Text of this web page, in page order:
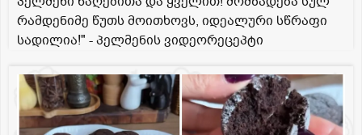
რამდენიმე წუთს მოითხოვს, იდეალური სწრაფი
სადილია!" - პელმენის ვიდეორეცეპტი